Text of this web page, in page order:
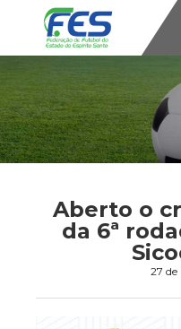
Aberto o
da 6ª
27